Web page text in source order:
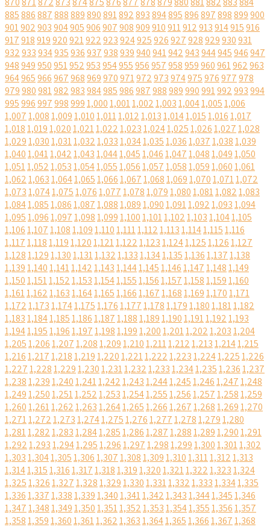
885886887888889890891892893894895896897898899900
901902903904905906907908909910911912913914915916
917918919920921922923924925926927928929930931
932933934935936937938939940941942943944945946947
948949950951952953954955956957958959960961962963
964965966967968969970971972973974975976977978
979980981982983984985986987988989990991992993994
9959969979989991,0001,0011,0021,0031,0041,0051,006
1,0071,0081,0091,0101,0111,0121,0131,0141,0151,0161,017
1,0181,0191,0201,0211,0221,0231,0241,0251,0261,0271,028
1,0291,0301,0311,0321,0331,0341,0351,0361,0371,0381,039
1,0401,0411,0421,0431,0441,0451,0461,0471,0481,0491,050
1,0511,0521,0531,0541,0551,0561,0571,0581,0591,0601,061
1,0621,0631,0641,0651,0661,0671,0681,0691,0701,0711,072
1,0731,0741,0751,0761,0771,0781,0791,0801,0811,0821,083
1,0841,0851,0861,0871,0881,0891,0901,0911,0921,0931,094
1,0951,0961,0971,0981,0991,1001,1011,1021,1031,1041,105
1,1061,1071,1081,1091,1101,1111,1121,1131,1141,1151,116
1,1171,1181,1191,1201,1211,1221,1231,1241,1251,1261,127
1,1281,1291,1301,1311,1321,1331,1341,1351,1361,1371,138
1,1391,1401,1411,1421,1431,1441,1451,1461,1471,1481,149
1,1501,1511,1521,1531,1541,1551,1561,1571,1581,1591,160
1,1611,1621,1631,1641,1651,1661,1671,1681,1691,1701,171
1,1721,1731,1741,1751,1761,1771,1781,1791,1801,1811,182
1,1831,1841,1851,1861,1871,1881,1891,1901,1911,1921,193
1,1941,1951,1961,1971,1981,1991,2001,2011,2021,2031,204
1,2051,2061,2071,2081,2091,2101,2111,2121,2131,2141,215
1,2161,2171,2181,2191,2201,2211,2221,2231,2241,2251,226
1,2271,2281,2291,2301,2311,2321,2331,2341,2351,2361,237
1,2381,2391,2401,2411,2421,2431,2441,2451,2461,2471,248
1,2491,2501,2511,2521,2531,2541,2551,2561,2571,2581,259
1,2601,2611,2621,2631,2641,2651,2661,2671,2681,2691,270
1,2711,2721,2731,2741,2751,2761,2771,2781,2791,280
1,2811,2821,2831,2841,2851,2861,2871,2881,2891,2901,291
1,2921,2931,2941,2951,2961,2971,2981,2991,3001,3011,302
1,3031,3041,3051,3061,3071,3081,3091,3101,3111,3121,313
1,3141,3151,3161,3171,3181,3191,3201,3211,3221,3231,324
1,3251,3261,3271,3281,3291,3301,3311,3321,3331,3341,335
1,3361,3371,3381,3391,3401,3411,3421,3431,3441,3451,346
1,3471,3481,3491,3501,3511,3521,3531,3541,3551,3561,357
1,3581,3591,3601,3611,3621,3631,3641,3651,3661,3671,368